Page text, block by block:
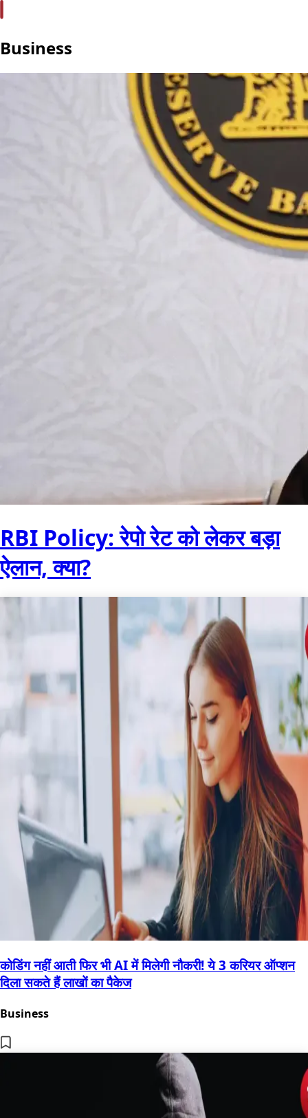
Business
RBI Policy: रेपो रेट को लेकर बड़ा
ऐलान, क्या?
कोडिंग नहीं आती फिर भी AI में मिलेगी नौकरी! ये 3 करियर ऑप्शन
दिला सकते हैं लाखों का पैकेज
Business